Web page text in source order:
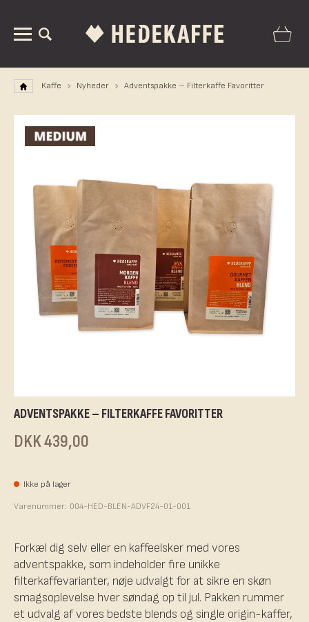
Kaffe Nyheder Adventspakke – Filterkaffe Favoritter
ADVENTSPAKKE – FILTERKAFFE FAVORITTER
DKK 439,00
Ikke på lager
Varenummer: 004-HED-BLEN-ADVF24-01-001
Forkæl dig selv eller en kaffeelsker med vores
adventspakke, som indeholder fire unikke
filterkaffevarianter, nøje udvalgt for at sikre en skøn
smagsoplevelse hver søndag op til jul. Pakken rummer
et udvalg af vores bedste blends og single origin-kaffer,